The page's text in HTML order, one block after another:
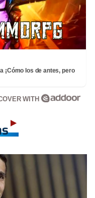
¡Cómo los de antes, pero
WITH